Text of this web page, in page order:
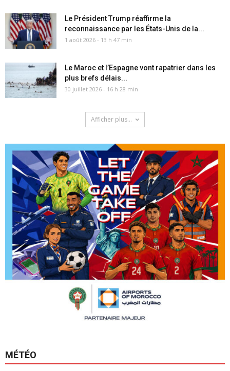
Le Président Trump réaffirme la
reconnaissance par les États-Unis de la...
1 août 2026 - 13 h 47 min
Le Maroc et l’Espagne vont rapatrier dans les
plus brefs délais...
30 juillet 2026 - 16 h 28 min
Afficher plus...
MÉTÉO